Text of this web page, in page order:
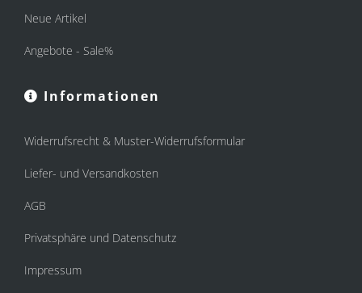
Neue Artikel
Angebote - Sale%
Informationen
Widerrufsrecht & Muster-Widerrufsformular
Liefer- und Versandkosten
AGB
Privatsphäre und Datenschutz
Impressum